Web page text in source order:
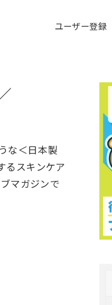
ユーザー登録
な＜日本製
るスキンケア
マガジンで